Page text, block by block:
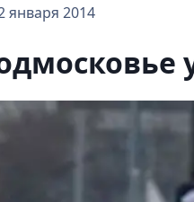
января 2014